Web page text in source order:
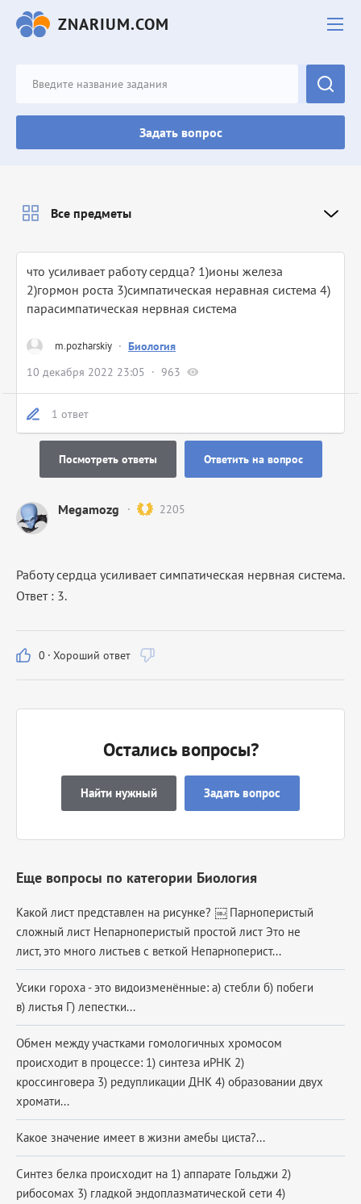
ZNARIUM.COM
Задать вопрос
m.pozharskiy · Биология
10 декабря 2022 23:05
963
что усиливает работу сердца? 1)ионы железа
2)гормон роста 3)симпатическая неравная система 4)
парасимпатическая нервная система
1 ответ
Посмотреть ответы Ответить на вопрос
Megamozg 2205
Работу сердца усиливает симпатическая нервная система.
Ответ : 3.
0 · Хороший ответ
Остались вопросы?
Найти нужный Задать вопрос
Еще вопросы по категории Биология
Какой лист представлен на рисунке? ￼ Парноперистый
сложный лист Непарноперистый простой лист Это не
лист, это много листьев с веткой Непарноперист...
Усики гороха - это видоизменённые: а) стебли б) побеги
в) листья Г) лепестки...
Обмен между участками гомологичных хромосом
происходит в процессе: 1) синтеза иРНК 2)
кроссинговера 3) редупликации ДНК 4) образовании двух
хромати...
Какое значение имеет в жизни амебы циста?...
Синтез белка происходит на 1) аппарате Гольджи 2)
рибосомах 3) гладкой эндоплазматической сети 4)
Все предметы